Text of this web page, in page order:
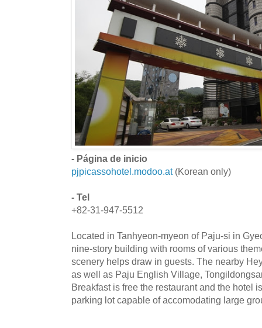
- Página de inicio
pjpicassohotel.modoo.at(Korean only)
- Tel
+82-31-947-5512
Located in Tanhyeon-myeon of Paju-si in
nine-story building with rooms of various
scenery helps draw in guests. The nearby
as well as Paju English Village,
Breakfast is free the restaurant and the hotel
parking lot capable of accomodating large